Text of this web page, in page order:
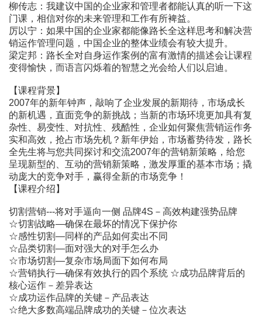
柳传志：我建议中国的企业家和管理者都能认真的听一下这
门课，相信对你的未来管理和工作有所裨益。
厉以宁：如果中国的企业家都能像路长全这样思考和解决营
销运作管理问题，中国企业的整体业绩会有较大提升。
梁定邦：路长全对自身运作案例的富有激情的描述会让课程
变得愉快，而语言闪烁着的智慧之光会给人们以启迪。
【课程背景】
2007年的新年钟声，敲响了企业发展的新期待，市场成长
的新机遇，直面竞争的新挑战；当新的市场环境更加具有复
杂性、易变性、对抗性、残酷性，企业如何聚焦营销运作务
实和高效，抢占市场先机？新年伊始，市场蓄势待发，路长
全先生将与您共同探讨和交流2007年的营销新策略，给您
呈现新型的、互动的营销新策略，激发厚重的基本市场；撬
动庞大的竞争对手，赢得全新的市场竞争！
【课程介绍】
切割营销---将对手逼向一侧 品牌4S－高效构建强势品牌
☆切割战略―确保在最坏的情况下保护你
☆感性切割―同样的产品如何卖出不同
☆品类切割―面对强大的对手怎么办
☆市场切割―复杂市场局面下如何布局
☆营销执行―确保有效执行的四个系统 ☆成功品牌背后的
核心运作－差异表达
☆成功运作品牌的关键－产品表达
☆绝大多数高端品牌成功的关键－位次表达